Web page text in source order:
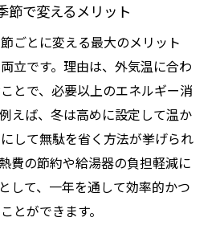
節で変えるメリット
ごとに変える最大のメリット
立です。理由は、外気温に合わ
とで、必要以上のエネルギー消
えば、冬は高めに設定して温か
して無駄を省く方法が挙げられ
費の節約や給湯器の負担軽減に
して、一年を通して効率的かつ
とができます。